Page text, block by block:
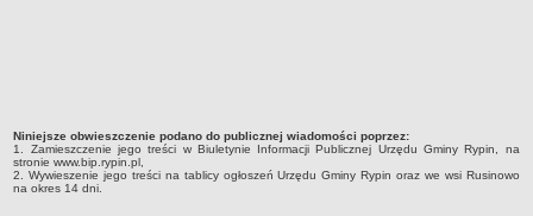
Kompetencje referatów
Regulamin organizacyjny
Regulamin naboru na wolne stanowiska urzędnicze
Niniejsze obwieszczenie podano do publicznej wiadomości poprzez:
1. Zamieszczenie jego treści w Biuletynie Informacji Publicznej Urzędu Gminy Rypin, na
stronie www.bip.rypin.pl,
2. Wywieszenie jego treści na tablicy ogłoszeń Urzędu Gminy Rypin oraz we wsi Rusinowo
na okres 14 dni.